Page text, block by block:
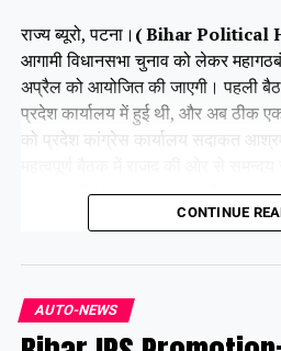
राज्य ब्यूरो, पटना। ( Bihar Political
आगामी विधानसभा चुनाव को लेकर
अप्रैल को आयोजित की जाएगी। पहली
प्रदेश कार्यालय में हुई थी, और अब ठीक
को प्रदेश कांग्रेस कार्यालय सदाकत
कांग्रेस की ओर से राजेश राम और कृष्णा
सहनी और वाम दलों के प्रमुख नेता भाग
Share this:
Facebook X
CONTINUE
AUTO-NEWS